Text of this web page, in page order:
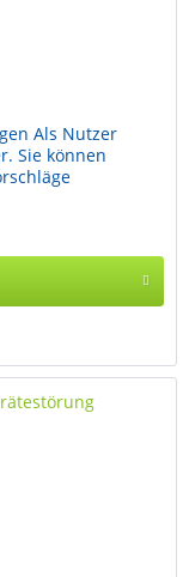
Als Nutzer
Sie können